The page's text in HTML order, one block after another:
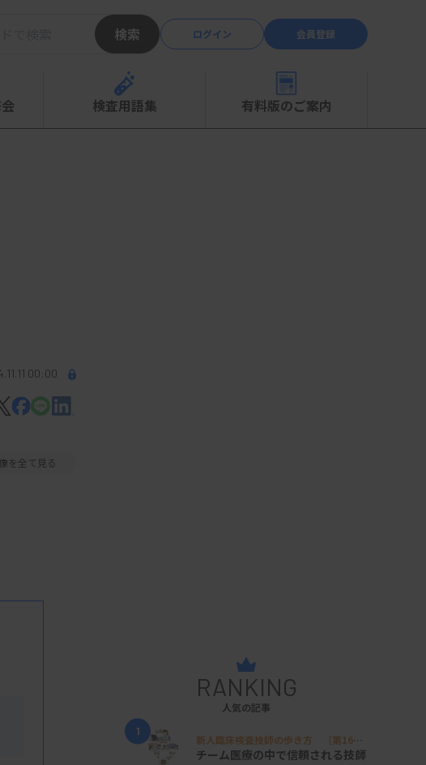
検索 ログイン 会員登録
検査用語集 有料版のご案内
00:00
を全て見る
RANKING
人気の記事
1
新人臨床検査技師の歩き方 ［第16
回］
チーム医療の中で信頼される技師